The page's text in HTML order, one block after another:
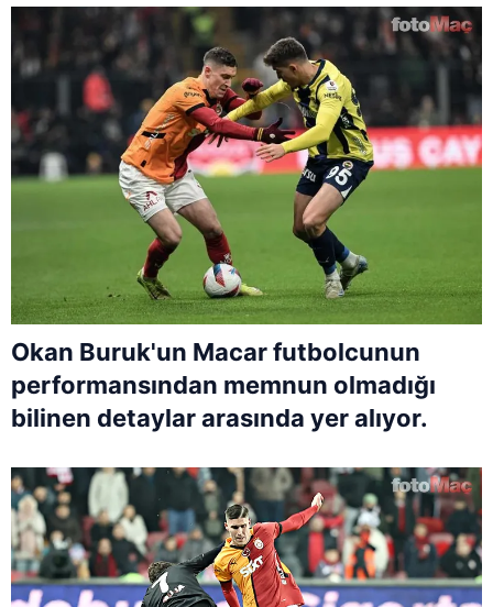
Okan Buruk'un Macar futbolcunun
performansından memnun olmadığı
bilinen detaylar arasında yer alıyor.